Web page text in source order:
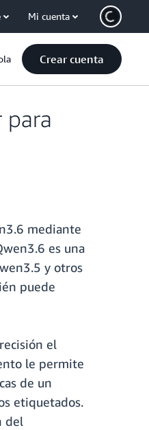
Mi cuenta
Crear cuenta
para
mediante
es una
y otros
puede
el
le permite
de un
etiquetados.
del